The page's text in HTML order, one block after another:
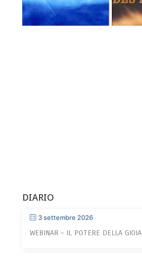
DIARIO
3 settembre 2026
WEBINAR – IL POTERE DELLA GIOIA